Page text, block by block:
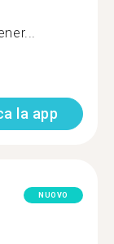
la app
NUOVO